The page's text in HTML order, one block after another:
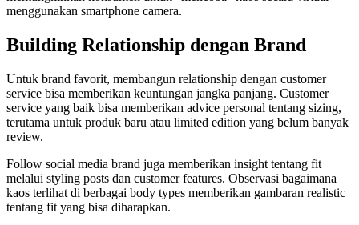
menggunakan smartphone camera.
Building Relationship dengan Brand
Untuk brand favorit, membangun relationship dengan customer
service bisa memberikan keuntungan jangka panjang. Customer
service yang baik bisa memberikan advice personal tentang sizing,
terutama untuk produk baru atau limited edition yang belum banyak
review.
Follow social media brand juga memberikan insight tentang fit
melalui styling posts dan customer features. Observasi bagaimana
kaos terlihat di berbagai body types memberikan gambaran realistic
tentang fit yang bisa diharapkan.